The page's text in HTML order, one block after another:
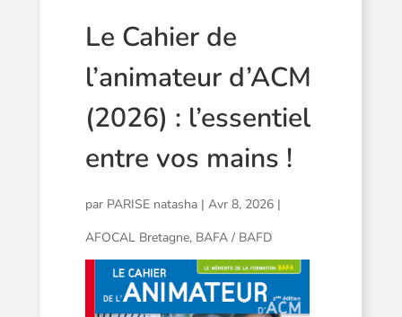
Le Cahier de
l’animateur d’ACM
(2026) : l’essentiel
entre vos mains !
par PARISE natasha| Avr 8, 2026|
AFOCAL Bretagne, BAFA / BAFD